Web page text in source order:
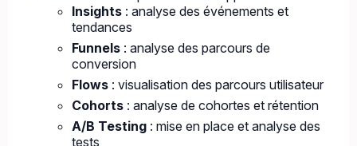
Insights : analyse des événements et
tendances
Funnels : analyse des parcours de
conversion
Flows : visualisation des parcours utilisateur
Cohorts : analyse de cohortes et rétention
A/B Testing : mise en place et analyse des
tests